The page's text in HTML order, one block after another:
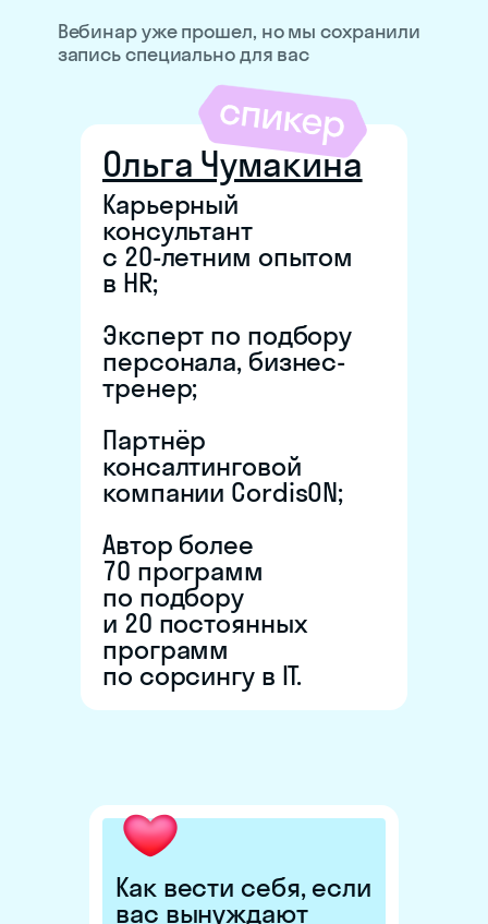
Вебинар уже прошел, но мы сохранили
запись специально для вас
Ольга Чумакина
Карьерный
консультант
с 20-летним опытом
в HR;
Эксперт по подбору
персонала, бизнес-
тренер;
Партнёр
консалтинговой
компании CordisON;
Автор более
70 программ
по подбору
и 20 постоянных
программ
по сорсингу в IT.
Как вести себя, если
вас вынуждают